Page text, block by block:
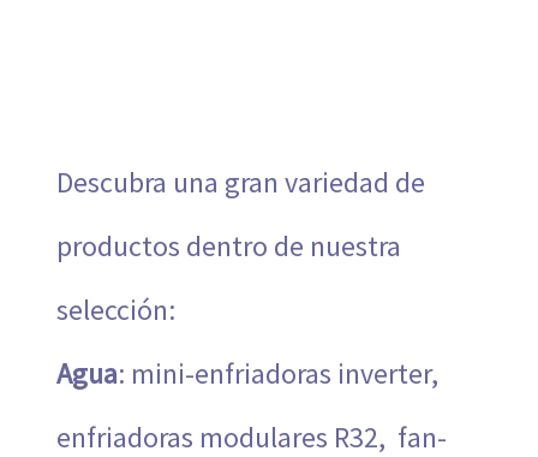
Descubra una gran variedad de
productos dentro de nuestra
selección:
Agua: mini-enfriadoras inverter,
enfriadoras modulares R32, fan-